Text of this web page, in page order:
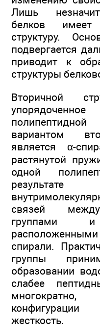
Лишь
белков
структуру.
подвергается
приводит к
структуры
Вторичной
вариантом
является α-
растянутой
одной
результате
связей
группами и
спирали.
группы
образовании
слабее
жесткость.